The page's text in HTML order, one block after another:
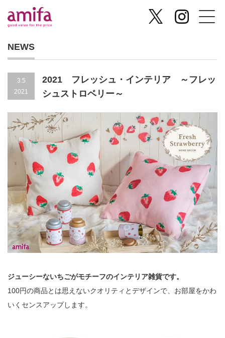
NEWS
3.5
2021
2021 フレッシュ・インテリア ～フレッ
シュストロベリー～
ジューシーないちごがモチーフのインテリア雑貨です。
100円の商品とは思えないクオリティとデザインで、お部屋をかわ
いくセンスアップします。